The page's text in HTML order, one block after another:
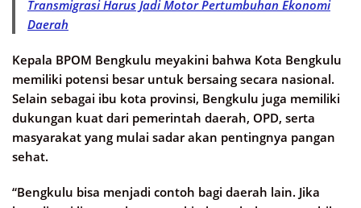
Transmigrasi Harus Jadi Motor Pertumbuhan Ekonomi
Daerah
Kepala BPOM Bengkulu meyakini bahwa Kota Bengkulu
memiliki potensi besar untuk bersaing secara nasional.
Selain sebagai ibu kota provinsi, Bengkulu juga memiliki
dukungan kuat dari pemerintah daerah, OPD, serta
masyarakat yang mulai sadar akan pentingnya pangan
sehat.
“Bengkulu bisa menjadi contoh bagi daerah lain. Jika